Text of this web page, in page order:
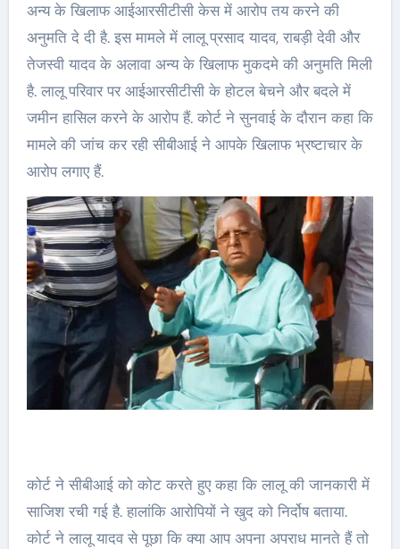
अन्य के खिलाफ आईआरसीटीसी केस में आरोप तय करने की
अनुमति दे दी है. इस मामले में लालू प्रसाद यादव, राबड़ी देवी और
तेजस्वी यादव के अलावा अन्य के खिलाफ मुकदमे की अनुमति मिली
है. लालू परिवार पर आईआरसीटीसी के होटल बेचने और बदले में
जमीन हासिल करने के आरोप हैं. कोर्ट ने सुनवाई के दौरान कहा कि
मामले की जांच कर रही सीबीआई ने आपके खिलाफ भ्रष्टाचार के
आरोप लगाए हैं.
कोर्ट ने सीबीआई को कोट करते हुए कहा कि लालू की जानकारी में
साजिश रची गई है. हालांकि आरोपियों ने खुद को निर्दोष बताया.
कोर्ट ने लालू यादव से पूछा कि क्या आप अपना अपराध मानते हैं तो